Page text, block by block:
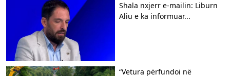
Shala nxjerr e-mailin: Liburn
Aliu e ka informuar...
“Vetura përfundoi në